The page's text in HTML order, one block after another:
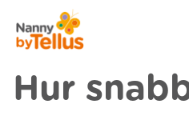
Nanny by Tellus
Hur